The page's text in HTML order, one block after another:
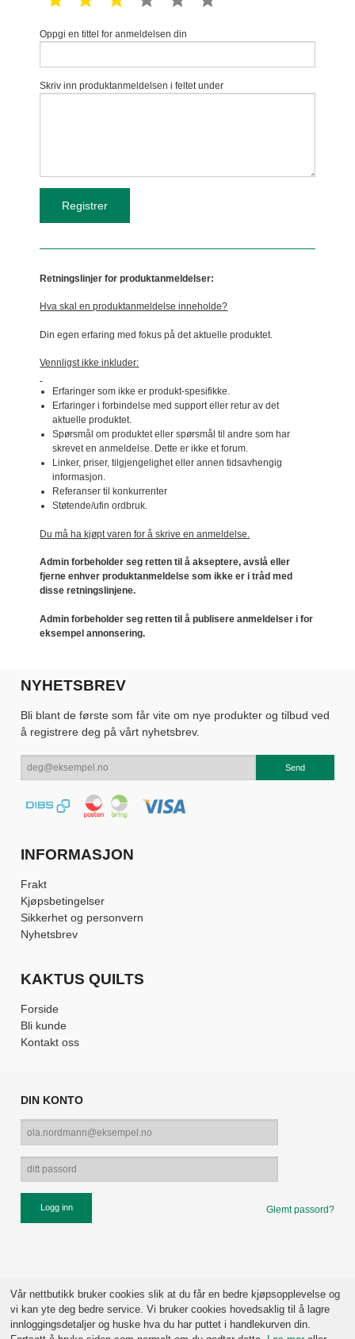
Oppgi en tittel for anmeldelsen din
Skriv inn produktanmeldelsen i feltet under
Retningslinjer for produktanmeldelser:
Hva skal en produktanmeldelse inneholde?
Din egen erfaring med fokus på det aktuelle produktet.
Vennligst ikke inkluder:
Erfaringer som ikke er produkt-spesifikke.
Erfaringer i forbindelse med support eller retur av det
aktuelle produktet.
Spørsmål om produktet eller spørsmål til andre som har
skrevet en anmeldelse. Dette er ikke et forum.
Linker, priser, tilgjengelighet eller annen tidsavhengig
informasjon.
Referanser til konkurrenter
Støtende/ufin ordbruk.
Du må ha kjøpt varen for å skrive en anmeldelse.
Admin forbeholder seg retten til å akseptere, avslå eller
fjerne enhver produktanmeldelse som ikke er i tråd med
disse retningslinjene.
Admin forbeholder seg retten til å publisere anmeldelser i for
eksempel annonsering.
NYHETSBREV
Bli blant de første som får vite om nye produkter og tilbud ved
å registrere deg på vårt nyhetsbrev.
INFORMASJON
Frakt
Kjøpsbetingelser
Sikkerhet og personvern
Nyhetsbrev
KAKTUS QUILTS
Forside
Bli kunde
Kontakt oss
DIN KONTO
Glemt passord?
Vår nettbutikk bruker cookies slik at du får en bedre kjøpsopplevelse og
vi kan yte deg bedre service. Vi bruker cookies hovedsaklig til å lagre
innloggingsdetaljer og huske hva du har puttet i handlekurven din.